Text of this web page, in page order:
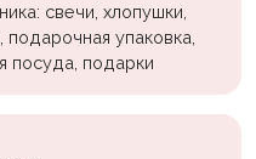
свечи, хлопушки,
упаковка,
посуда, подарки